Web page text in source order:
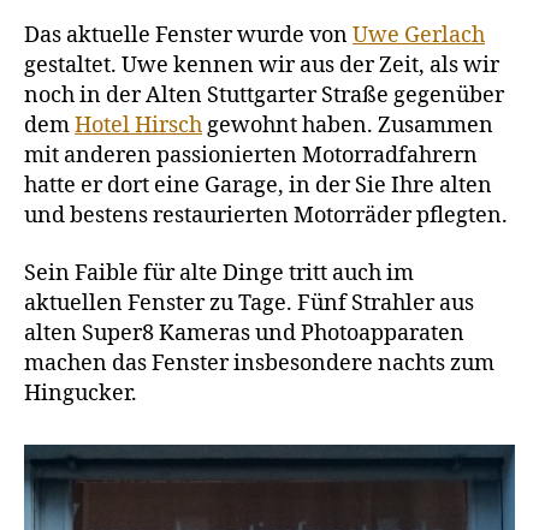
und
Photos
Das aktuelle Fenster wurde vonUwe Gerlach
gestaltet. Uwe kennen wir aus der Zeit, als wir
noch in der Alten Stuttgarter Straße gegenüber
demHotel Hirschgewohnt haben. Zusammen
mit anderen passionierten Motorradfahrern
hatte er dort eine Garage, in der Sie Ihre alten
und bestens restaurierten Motorräder pflegten.
Sein Faible für alte Dinge tritt auch im
aktuellen Fenster zu Tage. Fünf Strahler aus
alten Super8 Kameras und Photoapparaten
machen das Fenster insbesondere nachts zum
Hingucker.